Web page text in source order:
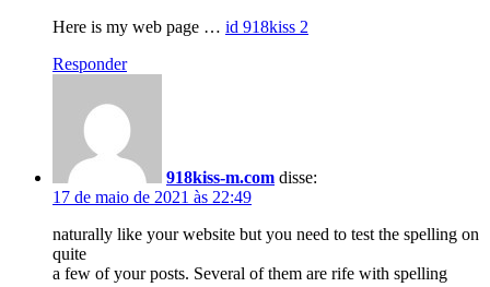
Here is my web page … id 918kiss 2
Responder
918kiss-m.com disse:
17 de maio de 2021 às 22:49
naturally like your website but you need to test the spelling on
quite
a few of your posts. Several of them are rife with spelling